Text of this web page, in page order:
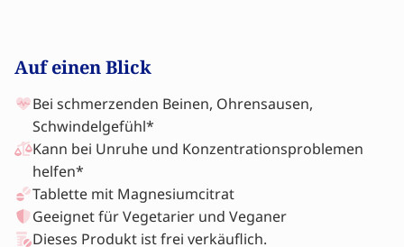
Auf einen Blick
Bei schmerzenden Beinen, Ohrensausen,
Schwindelgefühl*
Kann bei Unruhe und Konzentrationsproblemen
helfen*
Tablette mit Magnesiumcitrat
Geeignet für Vegetarier und Veganer
Dieses Produkt ist frei verkäuflich.